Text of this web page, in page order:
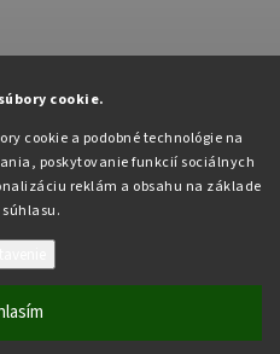
cookie.
cookie a podobné technológie na
poskytovanie funkcií sociálnych
reklám a obsahu na základe
. Všetky práva vyhradené.
cookies